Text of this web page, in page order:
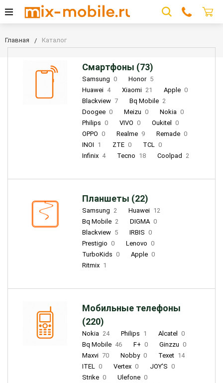
Главная Каталог
Смартфоны (73)
Samsung 0 Honor 5
Huawei 4 Xiaomi 21 Apple 0
Blackview 7 Bq Mobile 2
Doogee 0 Meizu 0 Nokia 0
Philips 0 VIVO 0 Oukitel
0
OPPO 0 Realme 9 Remade 0
INOI 1 ZTE 0 TCL 0
Infinix 4 Tecno 18 Coolpad 2
Планшеты (22)
Samsung 2 Huawei 12
Bq Mobile 2 DIGMA 0
Blackview 5 IRBIS 0
Prestigio 0 Lenovo 0
TurboKids 0 Apple 0
Ritmix 1
Мобильные телефоны
(220)
Nokia 24 Philips 1 Alcatel
0
Bq Mobile 46 F+ 0 Ginzzu 0
Maxvi 70 Nobby 0 Texet 14
ITEL 0 Vertex 0 JOY'S 0
Strike 0 Ulefone 0